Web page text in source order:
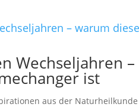
Wechseljahren
ist
aus der Naturheilkunde